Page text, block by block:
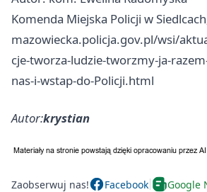
Komenda Miejska Policji w
mazowiecka.policja.gov.pl/wsi/
cje-tworza-ludzie-tworzmy-ja-
nas-i-wstap-do-Policji.html
Autor:krystian
Zaobserwuj nas! Facebook Google